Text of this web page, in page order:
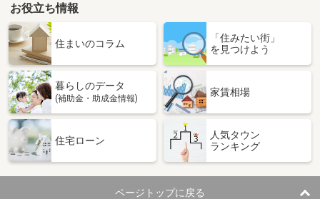
お役立ち情報
住まいのコラム
「住みたい街」
を見つけよう
暮らしのデータ
(補助金・助成金情報)
家賃相場
住宅ローン
人気タウン
ランキング
ページトップに戻る